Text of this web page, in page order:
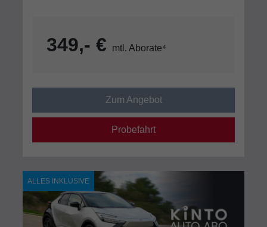
349,- € mtl. Aborate⁴
Zum Angebot
Probefahrt
ALLES INKLUSIVE